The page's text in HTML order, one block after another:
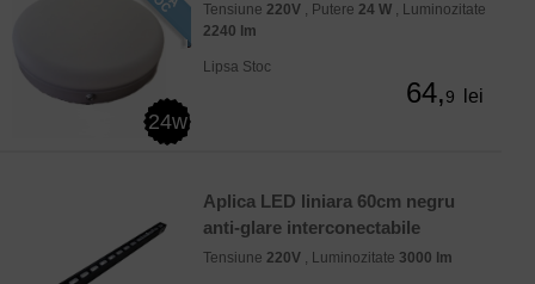
24w
Tensiune 220V , Putere 24 W , Luminozitate
2240 lm
Lipsa Stoc
64,9 lei
Aplica LED liniara 60cm negru
anti-glare interconectabile
Tensiune 220V , Luminozitate 3000 lm